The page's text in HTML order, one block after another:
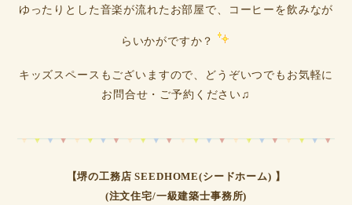
ゆったりとした音楽が流れたお部屋で、コーヒーを飲みなが
らいかがですか？
キッズスペースもございますので、どうぞいつでもお気軽に
お問合せ・ご予約ください♫
【堺の工務店 SEEDHOME(シードホーム) 】
(注文住宅/一級建築士事務所)